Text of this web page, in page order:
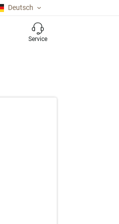
Deutsch
Service
RESULTS.